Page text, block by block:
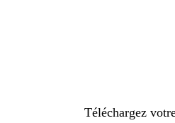
Téléchargez